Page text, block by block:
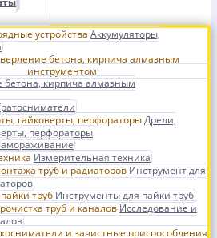
Аккумуляторы,
бетона, кирпича алмазным
Дрели,
перфораторы
Измерительная техника
Инструмент для
Инструменты для пайки труб
Исследование и